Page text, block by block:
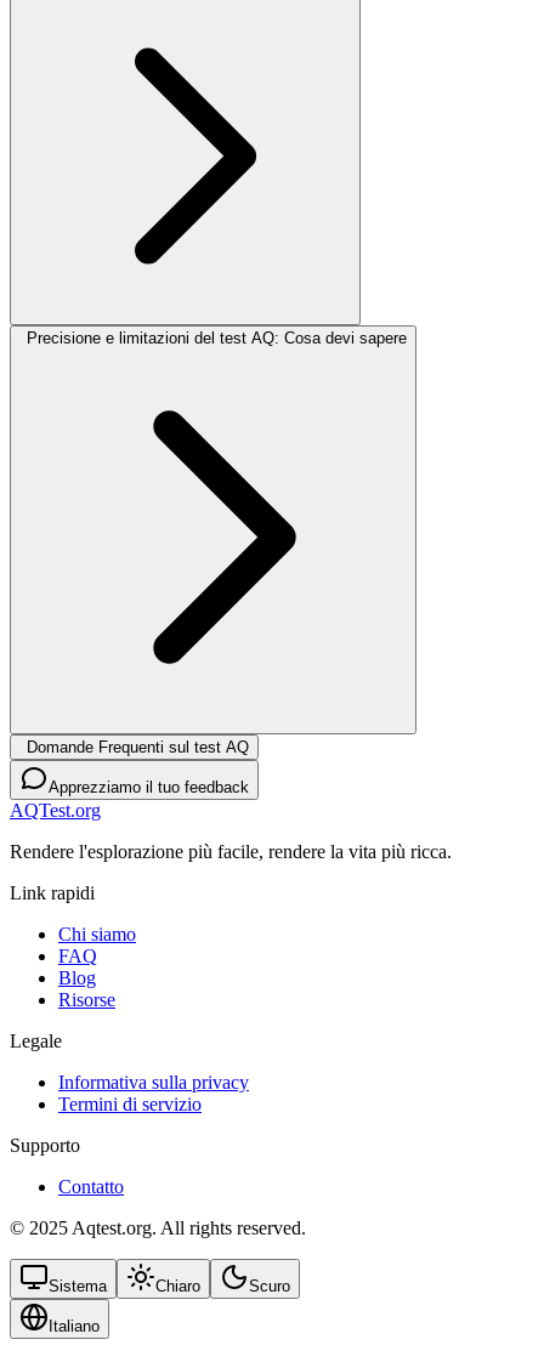
Precisione e limitazioni del test AQ: Cosa devi sapere
Domande Frequenti sul test AQ
Apprezziamo il tuo feedback
AQTest.org
Rendere l'esplorazione più facile, rendere la vita più ricca.
Link rapidi
Chi siamo
FAQ
Blog
Risorse
Legale
Informativa sulla privacy
Termini di servizio
Supporto
Contatto
© 2025 Aqtest.org. All rights reserved.
Sistema Chiaro Scuro
Italiano